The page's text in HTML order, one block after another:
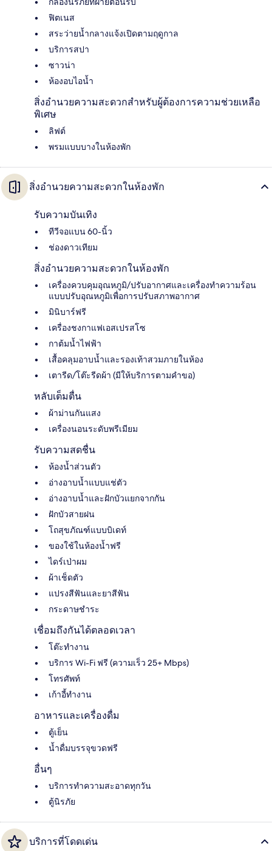
ฟิตเนส
สระว่ายน้ำกลางแจ้งเปิดตามฤดูกาล
บริการสปา
ซาวน่า
ห้องอบไอน้ำ
สิ่งอำนวยความสะดวกสำหรับผู้ต้องการความช่วยเหลือ
พิเศษ
ลิฟต์
พรมแบบบางในห้องพัก
สิ่งอำนวยความสะดวกในห้องพัก
รับความบันเทิง
ทีวีจอแบน 60-นิ้ว
ช่องดาวเทียม
สิ่งอำนวยความสะดวกในห้องพัก
เครื่องควบคุมอุณหภูมิ/ปรับอากาศและเครื่องทำความร้อน
แบบปรับอุณหภูมิเพื่อการปรับสภาพอากาศ
มินิบาร์ฟรี
เครื่องชงกาแฟเอสเปรสโซ
กาต้มน้ำไฟฟ้า
เสื้อคลุมอาบน้ำและรองเท้าสวมภายในห้อง
เตารีด/โต๊ะรีดผ้า (มีให้บริการตามคำขอ)
หลับเต็มตื่น
ผ้าม่านกันแสง
เครื่องนอนระดับพรีเมียม
รับความสดชื่น
ห้องน้ำส่วนตัว
อ่างอาบน้ำแบบแช่ตัว
อ่างอาบน้ำและฝักบัวแยกจากกัน
ฝักบัวสายฝน
โถสุขภัณฑ์แบบบิเดท์
ของใช้ในห้องน้ำฟรี
ไดร์เป่าผม
ผ้าเช็ดตัว
แปรงสีฟันและยาสีฟัน
กระดาษชำระ
เชื่อมถึงกันได้ตลอดเวลา
โต๊ะทำงาน
บริการ Wi-Fi ฟรี (ความเร็ว 25+ Mbps)
โทรศัพท์
เก้าอี้ทำงาน
อาหารและเครื่องดื่ม
ตู้เย็น
น้ำดื่มบรรจุขวดฟรี
อื่นๆ
บริการทำความสะอาดทุกวัน
ตู้นิรภัย
บริการที่โดดเด่น